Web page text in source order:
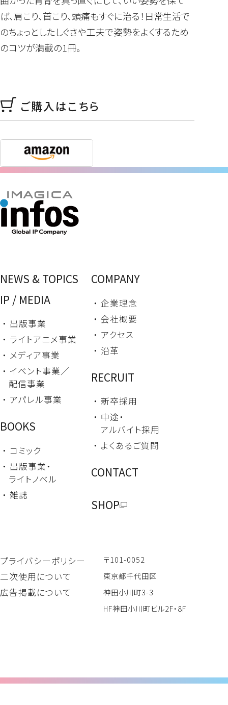
ば、肩こり、首こり、頭痛もすぐに治る！日常生活で
のちょっとしたしぐさや工夫で姿勢をよくするため
のコツが満載の1冊。
ご購入はこちら
プライバシーポリシー
二次使用について
広告掲載について
〒101-0052
東京都千代田区
神田小川町3-3
HF神田小川町ビル2F・8F
NEWS & TOPICS
IP / MEDIA
・ 出版事業
・ ライトアニメ事業
・ メディア事業
・ イベント事業／
配信事業
・ アパレル事業
BOOKS
・ コミック
・ 出版事業・
ライトノベル
・ 雑誌
COMPANY
・ 企業理念
・ 会社概要
・ アクセス
・ 沿革
RECRUIT
・ 新卒採用
・ 中途・
アルバイト採用
・ よくあるご質問
CONTACT
SHOP